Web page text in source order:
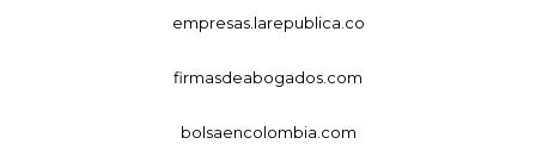
empresas.larepublica.co
firmasdeabogados.com
bolsaencolombia.com